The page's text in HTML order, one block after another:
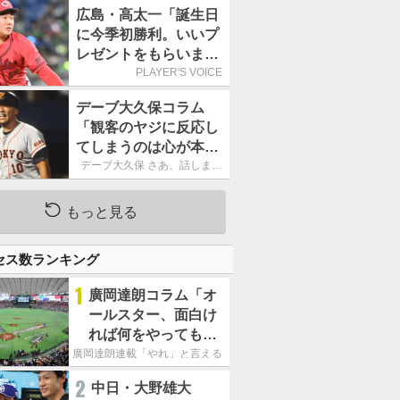
た」／魔球
広島・高太一「誕生日
に今季初勝利。いいプ
レゼントをもらいまし
た」／バースデー星
PLAYER'S VOICE
デーブ大久保コラム
「観客のヤジに反応し
てしまうのは心が本当
に純粋だからなので
デーブ大久保 さあ、話しまし
ょう！
もっと見る
ス数ランキング
1 廣岡達朗コラム「オ
ールスター、面白け
れば何をやってもい
いという発想は大間
廣岡達朗連載「やれ」と言える信念
2 中日・大野雄大